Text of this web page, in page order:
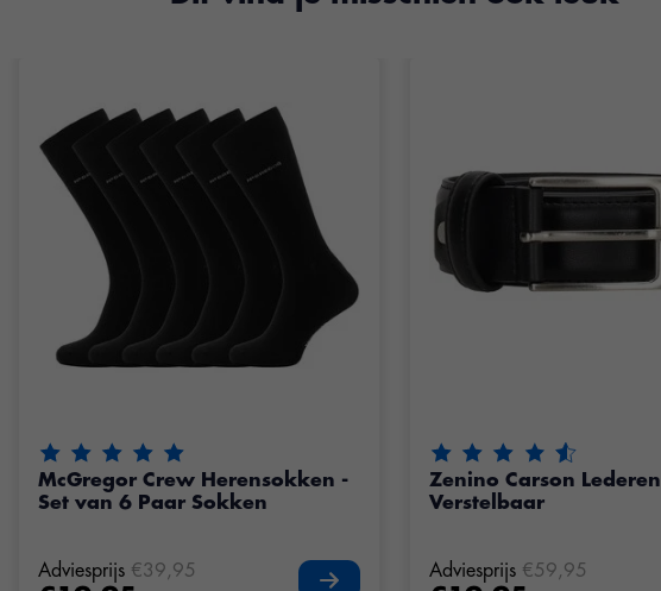
van de 5De beoordeling van dit product is van de 5
McGregor Crew Herensokken -
Set van 6 Paar Sokken
Adviesprijs €39,95
De beoordeling van dit
Zenino Carson
Verstelbaar
Adviesprijs €59,95